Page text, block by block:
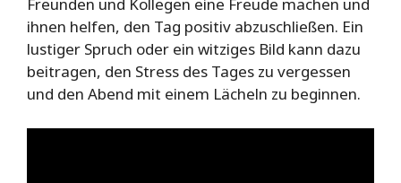
Freunden und Kollegen eine Freude machen und
ihnen helfen, den Tag positiv abzuschließen. Ein
lustiger Spruch oder ein witziges Bild kann dazu
beitragen, den Stress des Tages zu vergessen
und den Abend mit einem Lächeln zu beginnen.